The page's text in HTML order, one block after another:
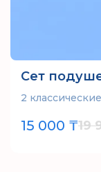
Сет
2
15 000 ₸19